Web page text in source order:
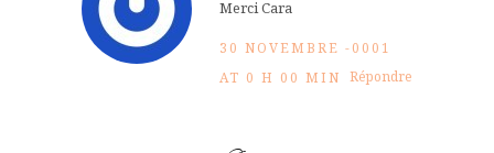
Merci Cara
30 NOVEMBRE -0001
AT 0 H 00 MIN Répondre